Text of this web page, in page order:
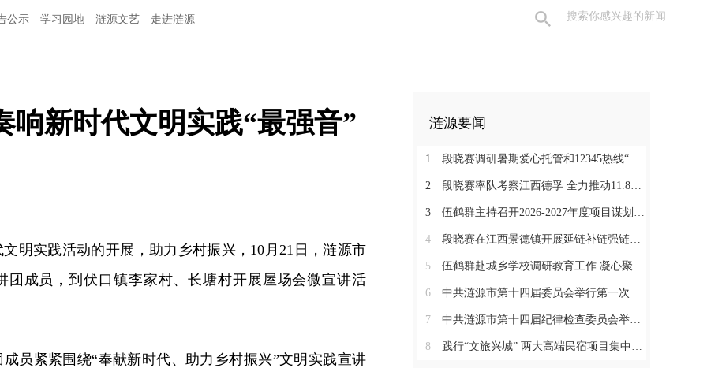
公示 学习园地 涟源文艺 走进涟源
响新时代文明实践“最强音”
明实践活动的开展 ， 助力乡村振兴 ， 10月21日 ，涟源市
团成员 ，到伏口镇李家村、长塘村开展屋场会微宣讲活
成员紧紧围绕“奉献新时代、助力乡村振兴”文明实践宣讲
涟源要闻
1 段晓赛调研暑期爱心托管和12345热线“领导接听日”工作：在办好民生实事中打通基层治理“最后一米”
2 段晓赛率队考察江西德孚 全力推动11.8亿元循环经济项目提速增效
3 伍鹤群主持召开2026-2027年度项目谋划调度会
4 段晓赛在江西景德镇开展延链补链强链招商 围绕“三电一钛”精准发力
5 伍鹤群赴城乡学校调研教育工作 凝心聚力推动涟源教育高质量发展
6 中共涟源市第十四届委员会举行第一次全体会议 段晓赛当选市委书记 伍鹤群周杨当选市委副书记
7 中共涟源市第十四届纪律检查委员会举行第一次全体会议
8 践行“文旅兴城” 两大高端民宿项目集中签约开工 全力打造“湖湘地区文旅康养名城”